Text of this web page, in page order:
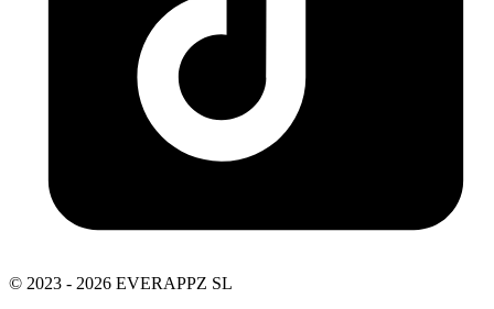
© 2023 - 2026 EVERAPPZ SL